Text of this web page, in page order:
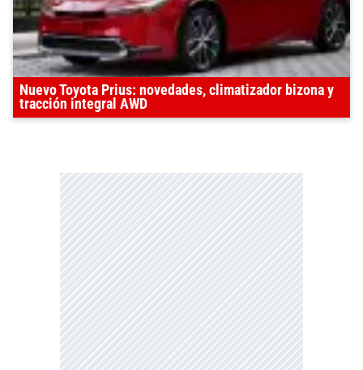
Nuevo Toyota Prius: novedades, climatizador bizona y
tracción integral AWD